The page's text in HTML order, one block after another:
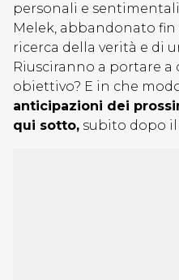
personali e
Melek, abbandonato fin
ricerca della verità e di
Riusciranno a portare
obiettivo? E in che
anticipazioni dei
qui sotto, subito dopo il